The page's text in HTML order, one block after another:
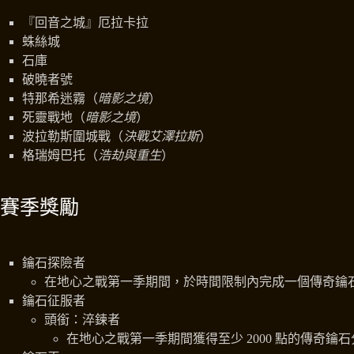
『回音之城』厄拉卡拉
蛛絲城
石庫
破曉者號
特那希迷霧（暗影之境）
死靈戰地（暗影之境）
波拉勒斯圍城戰（決戰艾澤拉斯）
格瑞姆巴托（浩劫與重生）
賽季獎勵
鑰石探險者
在地心之戰第一季期間，於時間限制內完成一個傳奇鑰
鑰石征服者
頭銜：淬鍊者
在地心之戰第一季期間獲得至少 2000 點的傳奇鑰石